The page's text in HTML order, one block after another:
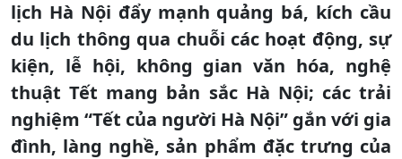
lịch Hà Nội đẩy mạnh quảng bá, kích cầu
du lịch thông qua chuỗi các hoạt động, sự
kiện, lễ hội, không gian văn hóa, nghệ
thuật Tết mang bản sắc Hà Nội; các trải
nghiệm “Tết của người Hà Nội” gắn với gia
đình, làng nghề, sản phẩm đặc trưng của